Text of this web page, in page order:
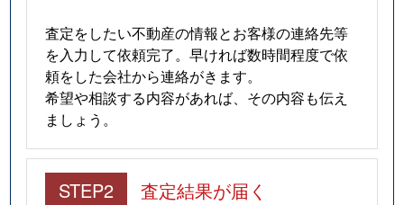
査定をしたい不動産の情報とお客様の連絡先等
を入力して依頼完了。早ければ数時間程度で依
頼をした会社から連絡がきます。
希望や相談する内容があれば、その内容も伝え
ましょう。
STEP2 査定結果が届く